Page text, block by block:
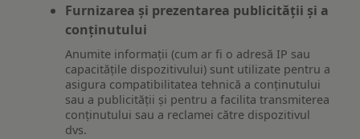
Furnizarea și prezentarea publicității și a
conținutului
Anumite informații (cum ar fi o adresă IP sau
capacitățile dispozitivului) sunt utilizate pentru a
asigura compatibilitatea tehnică a conținutului
sau a publicității și pentru a facilita transmiterea
conținutului sau a reclamei către dispozitivul
dvs.